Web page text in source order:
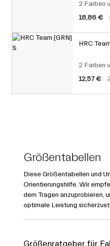
2 Farben
18,86 €
HRC
2 Farben
12,57 €
Größentabellen
Diese Größentabellen und
Orientierungshilfe. Wir
dem Tragen anzuprobieren,
optimale Leistung
Größenratgeber für